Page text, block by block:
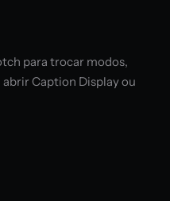
para trocar modos,
Caption Display ou